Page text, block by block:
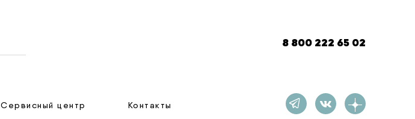
8 800 222 65 02
Сервисный центр Контакты